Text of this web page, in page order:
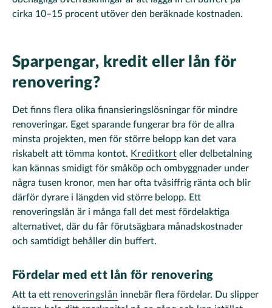
cirka 10–15 procent utöver den beräknade kostnaden.
Sparpengar, kredit eller lån för
renovering?
Det finns flera olika finansieringslösningar för mindre
renoveringar. Eget sparande fungerar bra för de allra
minsta projekten, men för större belopp kan det vara
riskabelt att tömma kontot. Kreditkort eller delbetalning
kan kännas smidigt för småköp och ombyggnader under
några tusen kronor, men har ofta tvåsiffrig ränta och blir
därför dyrare i längden vid större belopp. Ett
renoveringslån är i många fall det mest fördelaktiga
alternativet, där du får förutsägbara månadskostnader
och samtidigt behåller din buffert.
Fördelar med ett lån för renovering
Att ta ett renoveringslån innebär flera fördelar. Du slipper